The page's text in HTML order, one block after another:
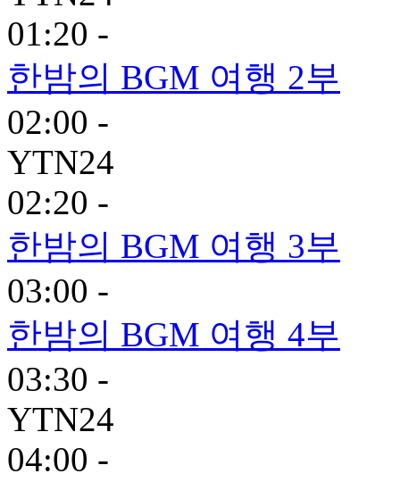
01:20 -
한밤의 BGM 여행 2부
02:00 -
YTN24
02:20 -
한밤의 BGM 여행 3부
03:00 -
한밤의 BGM 여행 4부
03:30 -
YTN24
04:00 -